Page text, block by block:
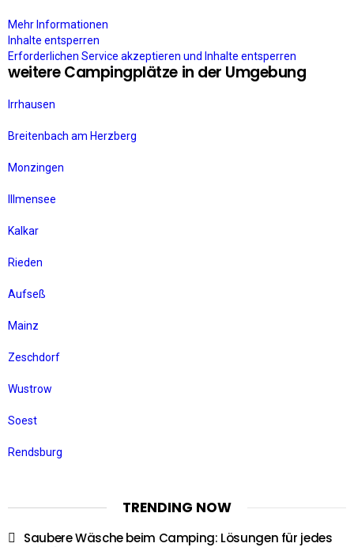
Mehr Informationen
Inhalte entsperren
Erforderlichen Service akzeptieren und Inhalte entsperren
weitere Campingplätze in der Umgebung
Irrhausen
Breitenbach am Herzberg
Monzingen
Illmensee
Kalkar
Rieden
Aufseß
Mainz
Zeschdorf
Wustrow
Soest
Rendsburg
TRENDING NOW
Saubere Wäsche beim Camping: Lösungen für jedes